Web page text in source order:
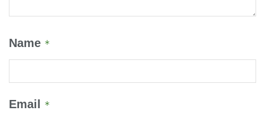
Name *
Email *